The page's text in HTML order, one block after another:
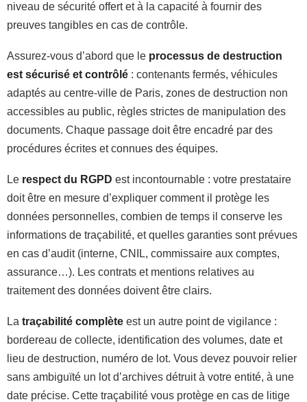
niveau de sécurité offert et à la capacité à fournir des
preuves tangibles en cas de contrôle.
Assurez-vous d’abord que le processus de destruction
est sécurisé et contrôlé : contenants fermés, véhicules
adaptés au centre-ville de Paris, zones de destruction non
accessibles au public, règles strictes de manipulation des
documents. Chaque passage doit être encadré par des
procédures écrites et connues des équipes.
Le respect du RGPD est incontournable : votre prestataire
doit être en mesure d’expliquer comment il protège les
données personnelles, combien de temps il conserve les
informations de traçabilité, et quelles garanties sont prévues
en cas d’audit (interne, CNIL, commissaire aux comptes,
assurance…). Les contrats et mentions relatives au
traitement des données doivent être clairs.
La traçabilité complète est un autre point de vigilance :
bordereau de collecte, identification des volumes, date et
lieu de destruction, numéro de lot. Vous devez pouvoir relier
sans ambiguïté un lot d’archives détruit à votre entité, à une
date précise. Cette traçabilité vous protège en cas de litige